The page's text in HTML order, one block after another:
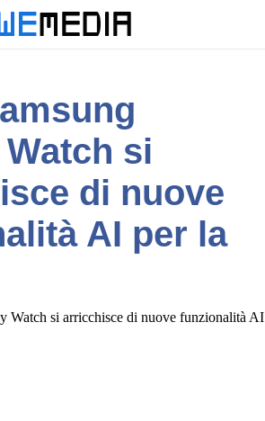
si
di nuove
AI per la